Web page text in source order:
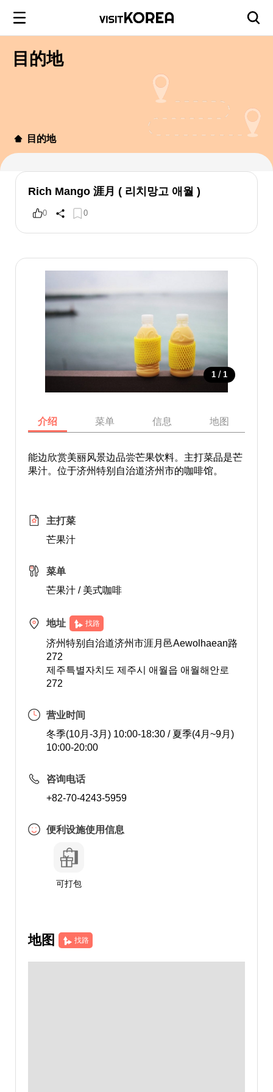
目的地
目的地
Rich Mango 涯月 ( 리치망고 애월 )
0 0
1 / 1
介绍 菜单 信息 地图
能边欣赏美丽风景边品尝芒果饮料。主打菜品是芒
果汁。位于济州特别自治道济州市的咖啡馆。
主打菜
芒果汁
菜单
芒果汁 / 美式咖啡
地址 找路
济州特别自治道济州市涯月邑Aewolhaean路
272
제주특별자치도 제주시 애월읍 애월해안로
272
营业时间
冬季(10月-3月) 10:00-18:30 / 夏季(4月~9月)
10:00-20:00
咨询电话
+82-70-4243-5959
便利设施使用信息
可打包
地图 找路